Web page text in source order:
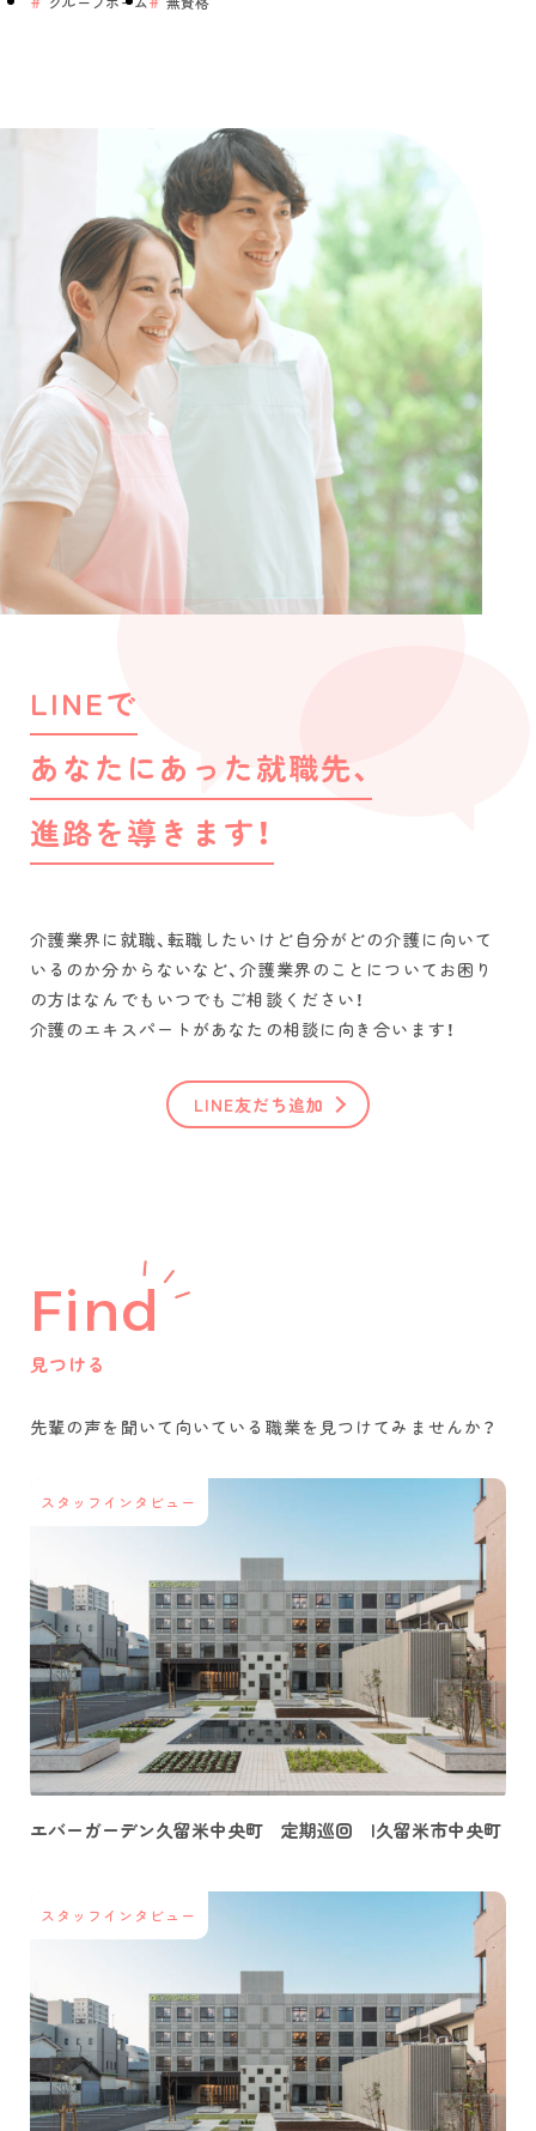
LINEで
あなたにあった就職先、
進路を導きます！
介護業界に就職、転職したいけど自分がどの介護に向いて
いるのか分からないなど、介護業界のことについてお困り
の方はなんでもいつでもご相談ください！
介護のエキスパートがあなたの相談に向き合います！
LINE友だち追加
Find
見つける
先輩の声を聞いて 向いている職業を 見つけてみませんか？
スタッフインタビュー
エバーガーデン久留米中央町 定期巡回 |久留米市中央町
スタッフインタビュー